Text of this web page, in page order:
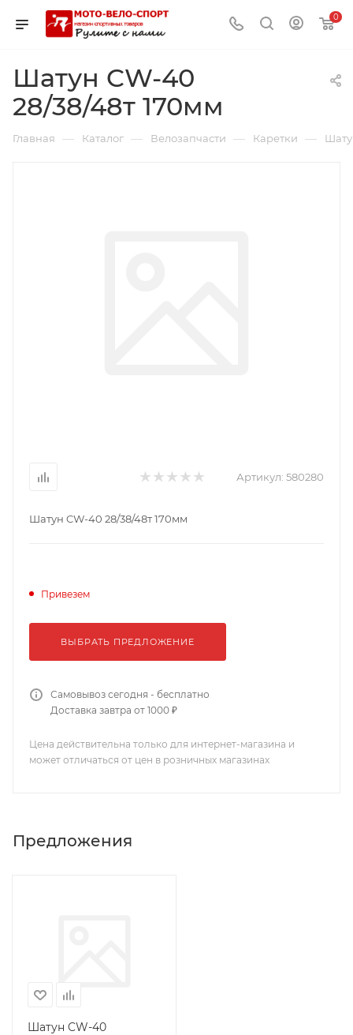
0
Шатун CW-40
28/38/48т 170мм
Главная — Каталог — Велозапчасти — Каретки —
Артикул: 580280
Шатун CW-40 28/38/48т 170мм
Привезем
ВЫБРАТЬ ПРЕДЛОЖЕНИЕ
Самовывоз сегодня - бесплатно
Доставка завтра от 1000 ₽
Цена действительна только для интернет-магазина и
может отличаться от цен в розничных магазинах
Предложения
Шатун CW-40